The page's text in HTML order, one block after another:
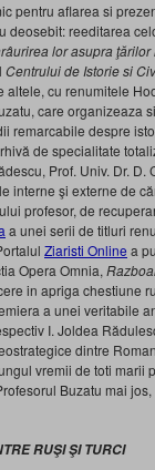
pentru aflarea si
deosebit: reeditarea
lor asupra ţărilor
Centrului de Istorie si
cu renumitele
care organizeaza
remarcabile despre
de specialitate
Prof. Univ. Dr. D.
interne şi externe de
profesor, de
a unei serii de titluri
Ziaristi Online a
Opera Omnia,
in apriga chestiune
a unei veritabile
I. Joldea
dintre
vremii de toti marii
Buzatu mai
RUŞI ŞI TURCI